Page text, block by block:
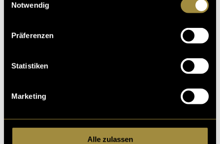
Notwendig
Präferenzen
Statistiken
Marketing
Alle zulassen